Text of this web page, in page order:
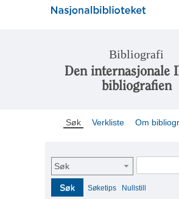
Bibliografi
Den internasjonale
bibliografien
Søk Verkliste Om
Søk
Søk Søketips Nullstill